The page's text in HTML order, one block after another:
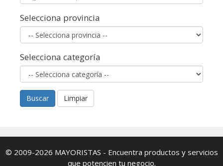
Selecciona provincia
Selecciona categoría
Buscar Limpiar
© 2009-2026 MAYORISTAS - Encuentra productos y servicios
que potencien tu negocio.